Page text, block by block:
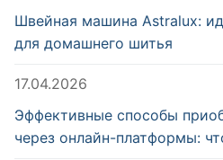
Швейная машина Astralux:
для домашнего шитья
17.04.2026
Эффективные способы
через онлайн-платформы: